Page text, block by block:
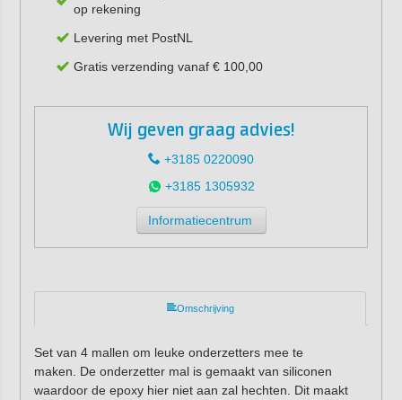
op rekening
Levering met PostNL
Gratis verzending vanaf € 100,00
Wij geven graag advies!
+3185 0220090
+3185 1305932
Informatiecentrum
Omschrijving
Set van 4 mallen om leuke onderzetters mee te
maken. De onderzetter mal is gemaakt van siliconen
waardoor de epoxy hier niet aan zal hechten. Dit maakt